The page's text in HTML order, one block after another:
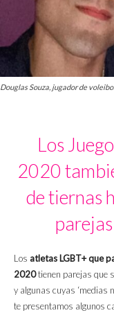
Douglas Souza, jugador de
Los
2020
de tiernas
Los atletas LGBT+ que
2020tienen parejas que
y algunas cuyas ‘medias
te presentamos algunos